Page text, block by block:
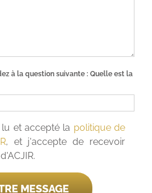
à la question suivante : Quelle est la
et accepté la politique de
, et j'accepte de recevoir